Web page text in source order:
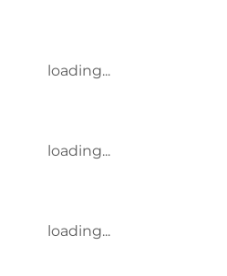
loading...
loading...
loading...